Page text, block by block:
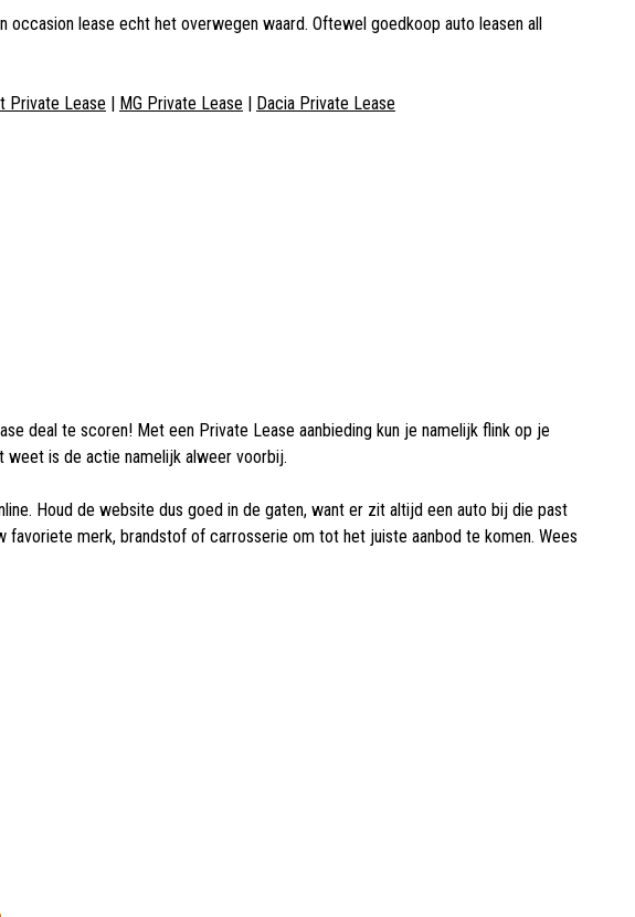
lease echt het overwegen waard. Oftewel goedkoop auto leasen all
Private Lease | MG Private Lease | Dacia Private Lease
deal te scoren! Met een Private Lease aanbieding kun je namelijk flink op je
weet is de actie namelijk alweer voorbij.
Houd de website dus goed in de gaten, want er zit altijd een auto bij die past
merk, brandstof of carrosserie om tot het juiste aanbod te komen. Wees